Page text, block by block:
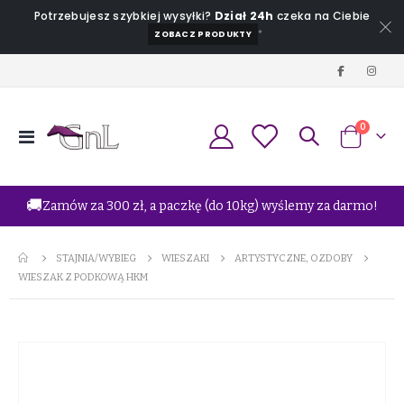
Potrzebujesz szybkiej wysyłki? Dział 24h czeka na Ciebie
ZOBACZ PRODUKTY *
Przełącznik
Koszyk
0
🚚Zamów za 300 zł, a paczkę (do 10kg) wyślemy za darmo!
STAJNIA/WYBIEG WIESZAKI
ARTYSTYCZNE, OZDOBY
WIESZAK Z PODKOWĄ HKM